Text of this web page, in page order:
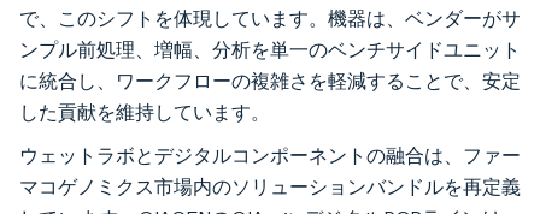
で、このシフトを体現しています。機器は、ベンダーがサ
ンプル前処理、増幅、分析を単一のベンチサイドユニット
に統合し、ワークフローの複雑さを軽減することで、安定
した貢献を維持しています。
ウェットラボとデジタルコンポーネントの融合は、ファー
マコゲノミクス市場内のソリューションバンドルを再定義